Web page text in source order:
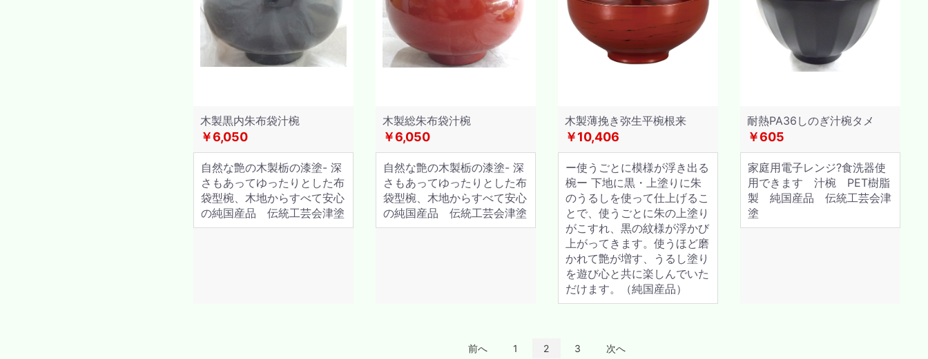
木製黒内朱布袋汁椀
￥6,050
自然な艶の木製栃の漆塗- 深
さもあってゆったりとした布
袋型椀、木地からすべて安心
の純国産品 伝統工芸会津塗
木製総朱布袋汁椀
￥6,050
自然な艶の木製栃の漆塗- 深
さもあってゆったりとした布
袋型椀、木地からすべて安心
の純国産品 伝統工芸会津塗
木製薄挽き弥生平椀根来
￥10,406
ー使うごとに模様が浮き出る
椀ー 下地に黒・上塗りに朱
のうるしを使って仕上げるこ
とで、使うごとに朱の上塗り
がこすれ、黒の紋様が浮かび
上がってきます。使うほど磨
かれて艶が増す、うるし塗り
を遊び心と共に楽しんでいた
だけます。（純国産品）
耐熱PA36しのぎ汁椀タメ
￥605
家庭用電子レンジ?食洗器使
用できます 汁椀 PET樹脂
製 純国産品 伝統工芸会津
塗
前へ 1 2 3 次へ